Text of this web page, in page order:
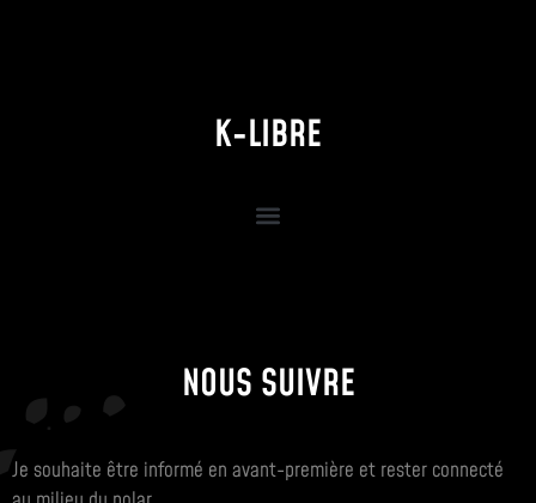
K-LIBRE
NOUS SUIVRE
Je souhaite être informé en avant-première et rester connecté